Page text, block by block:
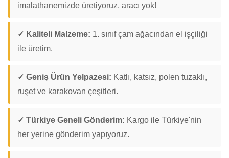
imalathanemizde üretiyoruz, aracı yok!
✓ Kaliteli Malzeme: 1. sınıf çam ağacından el işçiliği
ile üretim.
✓ Geniş Ürün Yelpazesi: Katlı, katsız, polen tuzaklı,
ruşet ve karakovan çeşitleri.
✓ Türkiye Geneli Gönderim: Kargo ile Türkiye'nin
her yerine gönderim yapıyoruz.